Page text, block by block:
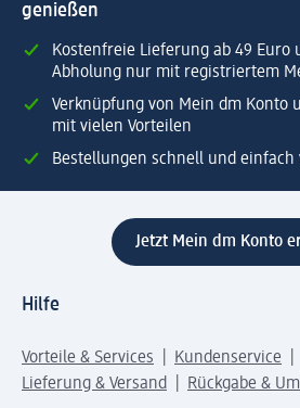
genießen
Kostenfreie Lieferung ab 49 Euro
Abholung nur mit registriertem
Verknüpfung von Mein dm Konto
mit vielen Vorteilen
Bestellungen schnell und einfach
Jetzt Mein dm Konto
Hilfe
Vorteile & Services
Kundenservice
Lieferung & Versand
Rückgabe &